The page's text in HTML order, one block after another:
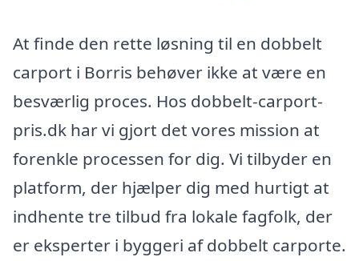
At finde den rette løsning til en dobbelt
carport i Borris behøver ikke at være en
besværlig proces. Hos dobbelt-carport-
pris.dk har vi gjort det vores mission at
forenkle processen for dig. Vi tilbyder en
platform, der hjælper dig med hurtigt at
indhente tre tilbud fra lokale fagfolk, der
er eksperter i byggeri af dobbelt carporte.